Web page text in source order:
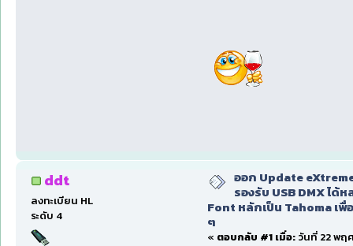
ddt
ลงทะเบียน HL
ระดับ 4
ออก Update
รองรับ USB DMX ได้
Font หลักเป็น Tahoma เพื่
ๆ
« ตอบกลับ #1 เมื่อ: วันที่ 22 พฤ